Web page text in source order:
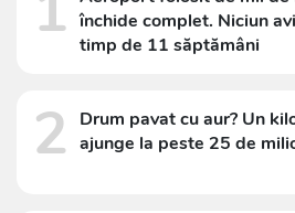
închide complet. Niciun
timp de 11 săptămâni
2
Drum pavat cu aur? Un
ajunge la peste 25 de